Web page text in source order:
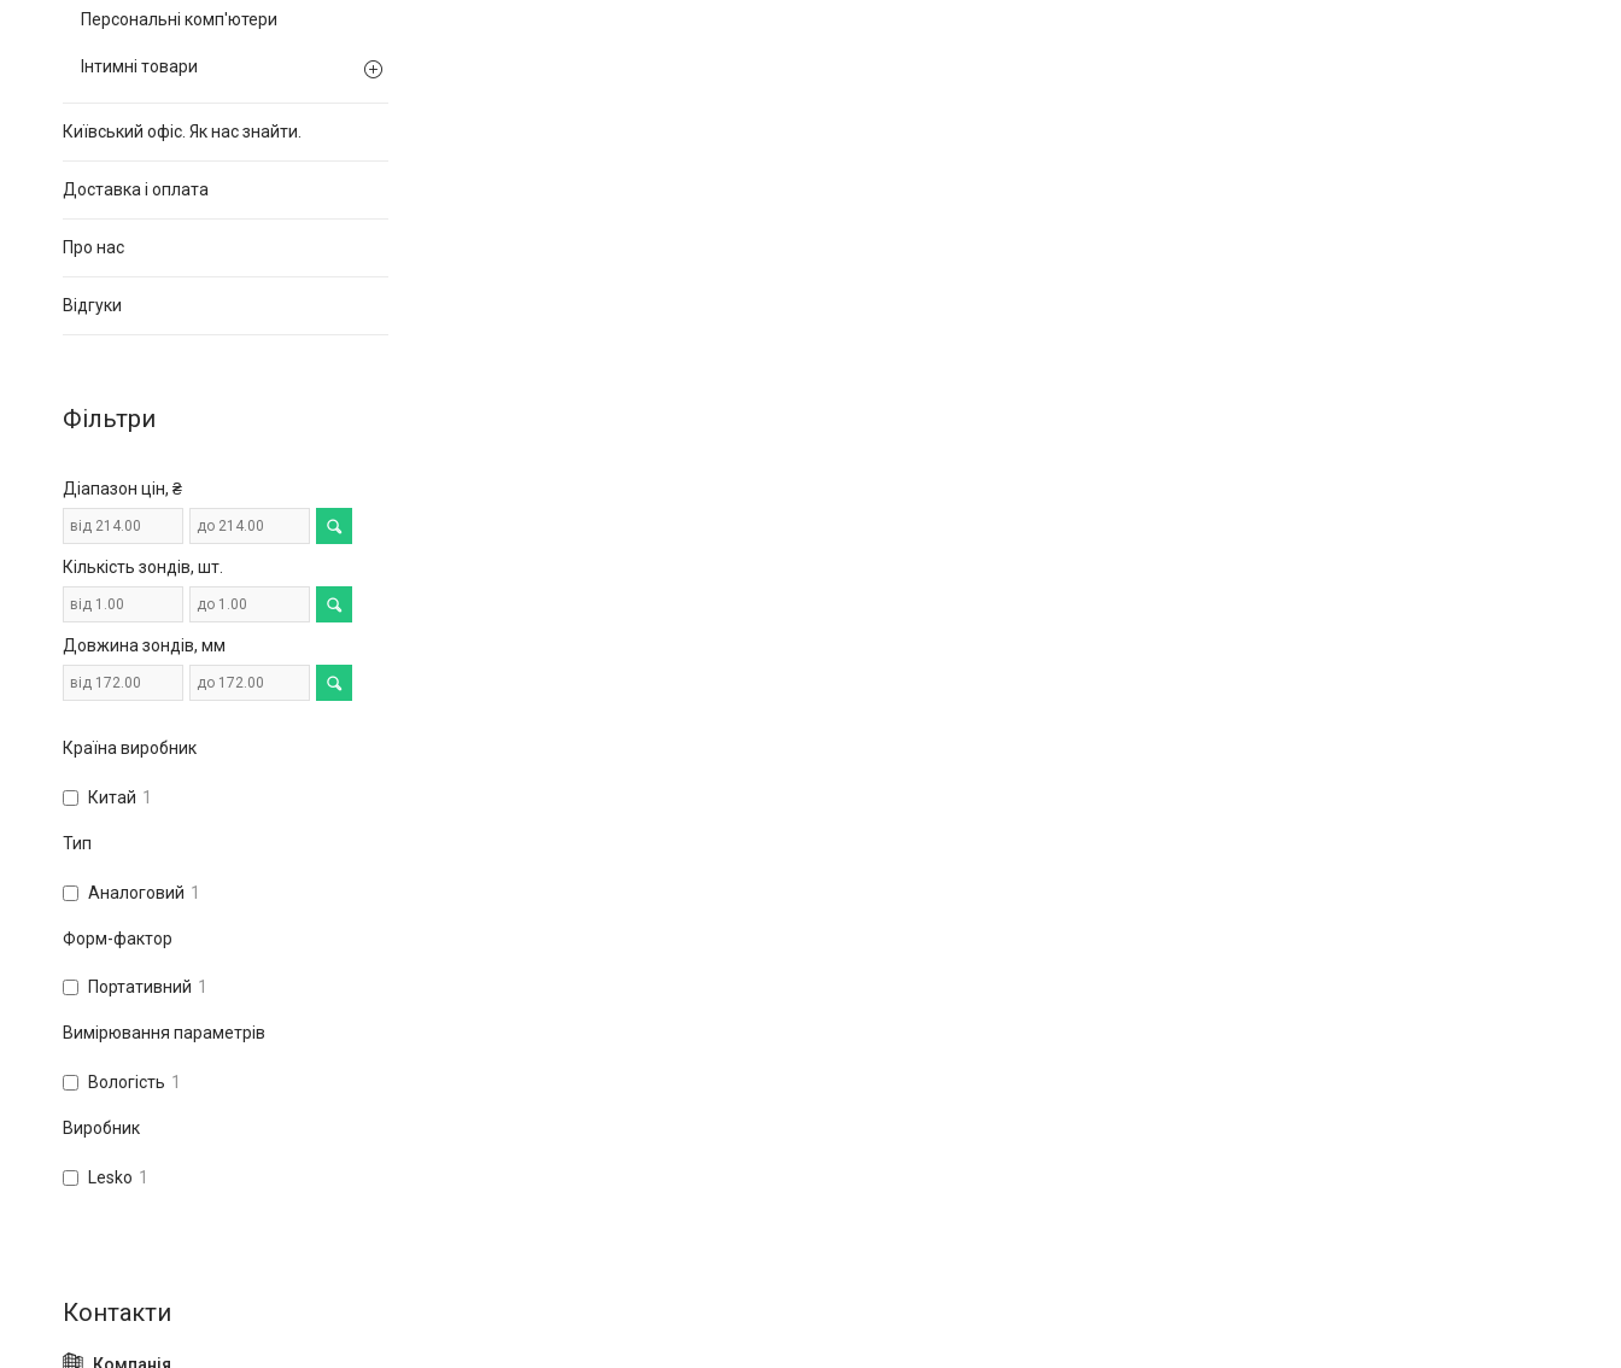
Персональні комп'ютери
Інтимні товари
Київський офіс. Як нас знайти.
Доставка і оплата
Про нас
Відгуки
Фільтри
Діапазон цін, ₴
Кількість зондів, шт.
Довжина зондів, мм
Країна виробник
Китай 1
Тип
Аналоговий 1
Форм-фактор
Портативний 1
Вимірювання параметрів
Вологість 1
Виробник
Lesko 1